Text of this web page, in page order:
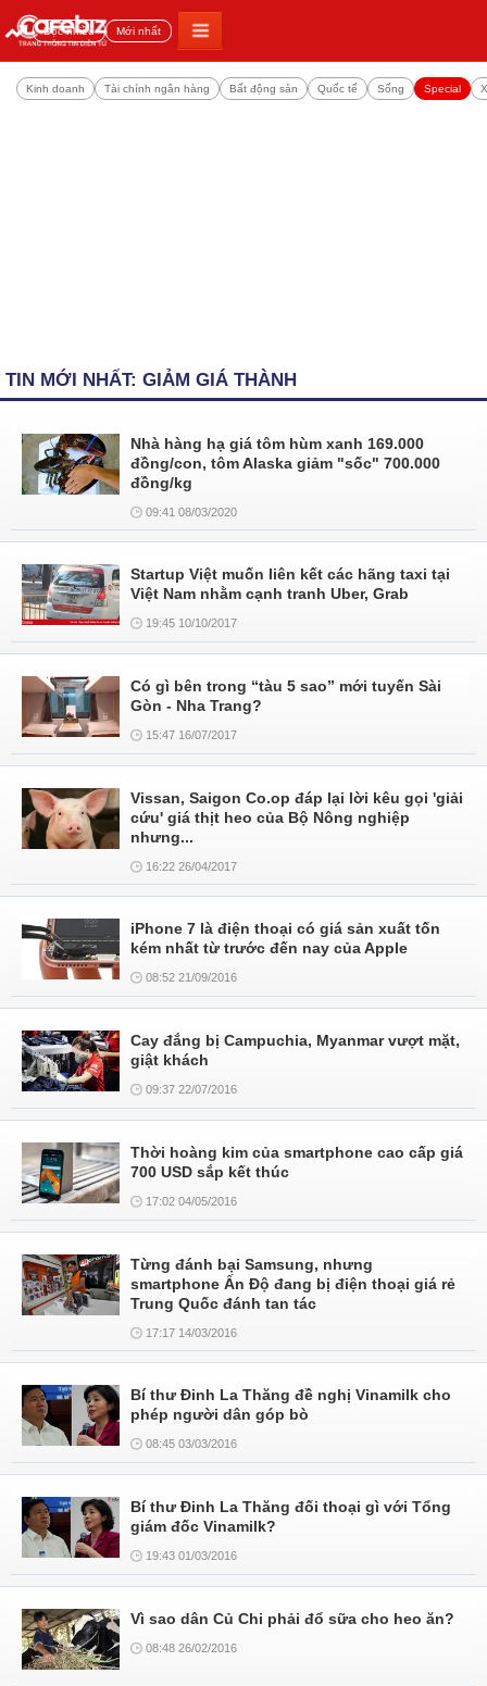
Đọc nhiều Mới nhất
Kinh doanh Tài chính ngân hàng Bất động sản Quốc tế Sống Special
TIN MỚI NHẤT: GIẢM GIÁ THÀNH
Nhà hàng hạ giá tôm hùm xanh 169.000
đồng/con, tôm Alaska giảm "sốc" 700.000
đồng/kg
09:41 08/03/2020
Startup Việt muốn liên kết các hãng taxi tại
Việt Nam nhằm cạnh tranh Uber, Grab
19:45 10/10/2017
Có gì bên trong “tàu 5 sao” mới tuyến Sài
Gòn - Nha Trang?
15:47 16/07/2017
Vissan, Saigon Co.op đáp lại lời kêu gọi 'giải
cứu' giá thịt heo của Bộ Nông nghiệp
nhưng...
16:22 26/04/2017
iPhone 7 là điện thoại có giá sản xuất tốn
kém nhất từ trước đến nay của Apple
08:52 21/09/2016
Cay đắng bị Campuchia, Myanmar vượt mặt,
giật khách
09:37 22/07/2016
Thời hoàng kim của smartphone cao cấp giá
700 USD sắp kết thúc
17:02 04/05/2016
Từng đánh bại Samsung, nhưng
smartphone Ấn Độ đang bị điện thoại giá rẻ
Trung Quốc đánh tan tác
17:17 14/03/2016
Bí thư Đinh La Thăng đề nghị Vinamilk cho
phép người dân góp bò
08:45 03/03/2016
Bí thư Đinh La Thăng đối thoại gì với Tổng
giám đốc Vinamilk?
19:43 01/03/2016
Vì sao dân Củ Chi phải đổ sữa cho heo ăn?
08:48 26/02/2016